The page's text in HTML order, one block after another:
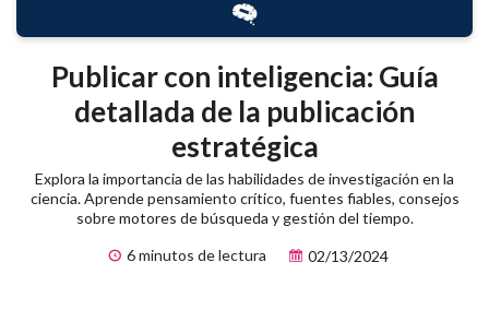
Publicar con inteligencia: Guía
detallada de la publicación
estratégica
Explora la importancia de las habilidades de investigación en la
ciencia. Aprende pensamiento crítico, fuentes fiables, consejos
sobre motores de búsqueda y gestión del tiempo.
6 minutos de lectura
02/13/2024